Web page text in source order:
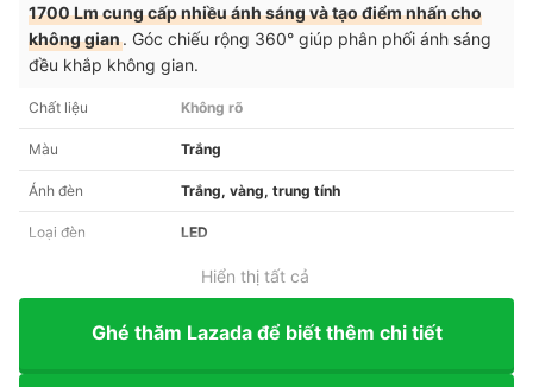
1700 Lm cung cấp nhiều ánh sáng và tạo điểm nhấn cho
không gian. Góc chiếu rộng 360° giúp phân phối ánh sáng
đều khắp không gian.
Chất liệu Không rõ
Màu Trắng
Ánh đèn Trắng, vàng, trung tính
Loại đèn LED
Hiển thị tất cả
Ghé thăm Lazada để biết thêm chi tiết